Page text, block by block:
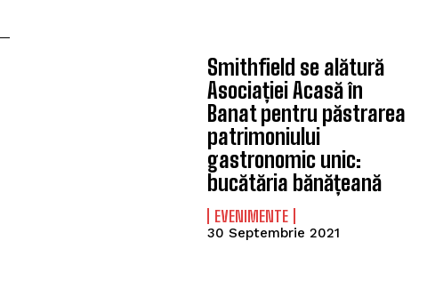
Smithfield se alătură
Asociației Acasă în
Banat pentru păstrarea
patrimoniului
gastronomic unic:
bucătăria bănățeană
EVENIMENTE
30 Septembrie 2021